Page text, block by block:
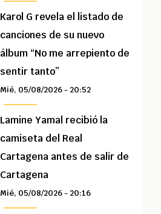
Karol G revela el listado de
canciones de su nuevo
álbum “No me arrepiento de
sentir tanto”
Mié, 05/08/2026 - 20:52
Lamine Yamal recibió la
camiseta del Real
Cartagena antes de salir de
Cartagena
Mié, 05/08/2026 - 20:16